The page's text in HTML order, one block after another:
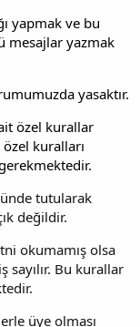
yapmak ve bu
mesajlar yazmak
yasaktır.
özel kurallar
kuralları
tutularak
değildir.
okumamış olsa
sayılır. Bu kurallar
üye olması